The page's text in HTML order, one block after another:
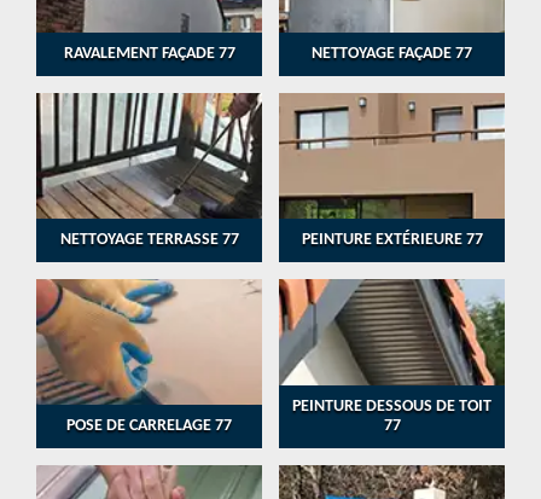
RAVALEMENT FAÇADE 77 NETTOYAGE FAÇADE 77
NETTOYAGE TERRASSE 77 PEINTURE EXTÉRIEURE 77
POSE DE CARRELAGE 77
PEINTURE DESSOUS DE TOIT
77